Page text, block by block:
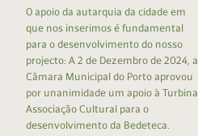
O apoio da autarquia da cidade em
que nos inserimos é fundamental
para o desenvolvimento do nosso
projecto: A 2 de Dezembro de 2024, a
Câmara Municipal do Porto aprovou
por unanimidade um apoio à Turbina
Associação Cultural para o
desenvolvimento da Bedeteca.